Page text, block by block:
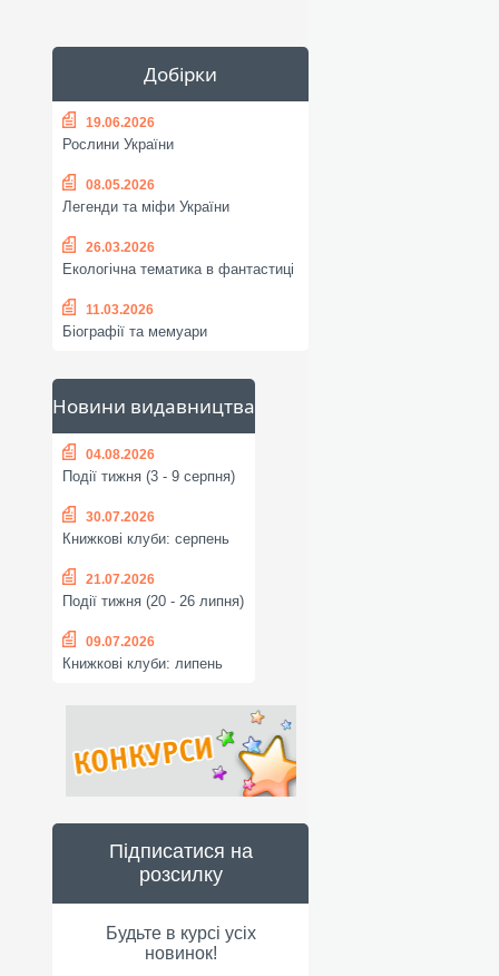
Добірки
19.06.2026
Рослини України
08.05.2026
Легенди та міфи України
26.03.2026
Екологічна тематика в фантастиці
11.03.2026
Біографії та мемуари
Новини видавництва
04.08.2026
Події тижня (3 - 9 серпня)
30.07.2026
Книжкові клуби: серпень
21.07.2026
Події тижня (20 - 26 липня)
09.07.2026
Книжкові клуби: липень
Підписатися на
розсилку
Будьте в курсі усіх
новинок!